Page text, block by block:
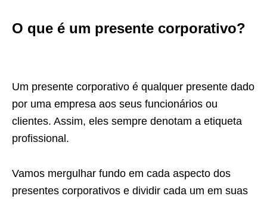
O que é um presente corporativo?
Um presente corporativo é qualquer presente dado
por uma empresa aos seus funcionários ou
clientes. Assim, eles sempre denotam a etiqueta
profissional.
Vamos mergulhar fundo em cada aspecto dos
presentes corporativos e dividir cada um em suas